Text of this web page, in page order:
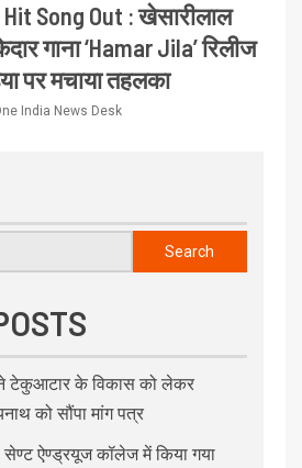
Song Out : खेसारीलाल
गाना ‘Hamar Jila’ रिलीज
पर मचाया तहलका
India News Desk
Search
ने टेकुआटार के विकास को लेकर
को सौंपा मांग पत्र
सेण्ट ऐण्ड्रयूज कॉलेज में किया गया